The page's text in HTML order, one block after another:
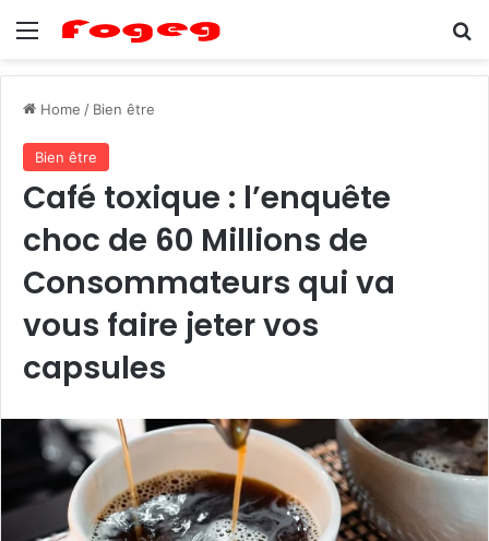
Menu
Home / Bien être
Bien être
Café toxique : l’enquête
choc de 60 Millions de
Consommateurs qui va
vous faire jeter vos
capsules